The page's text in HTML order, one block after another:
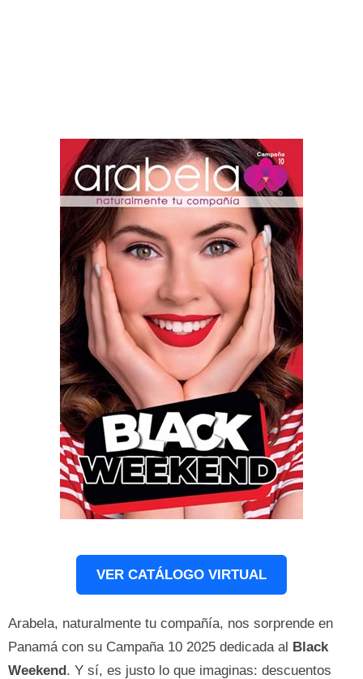
VER CATÁLOGO VIRTUAL
Arabela, naturalmente tu compañía, nos sorprende en
Panamá con su Campaña 10 2025 dedicada al Black
Weekend. Y sí, es justo lo que imaginas: descuentos